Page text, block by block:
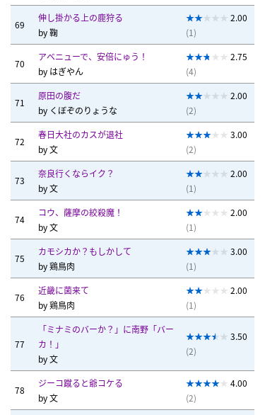
69
伸し掛かる上の鹿狩る
by鞠
2.00
(1)
70
アベニューで、安倍にゅう！
by はぎやん
2.75
(4)
71
原田の腹だ
by くぼぞのりょうな
2.00
(2)
72
春日大社のカスが退社
by文
3.00
(2)
73
奈良行くならイク？
by文
2.00
(1)
74
コウ、薩摩の絞殺魔！
by文
2.00
(1)
75
カモシカか？もしかして
by鶏鳥肉
3.00
(1)
76
近畿に菌来て
by鶏鳥肉
2.00
(1)
77
「ミナミのバーか？」に南野「バー
カ！」
by文
3.50
(2)
78
ジーコ蹴ると爺コケる
by文
4.00
(2)